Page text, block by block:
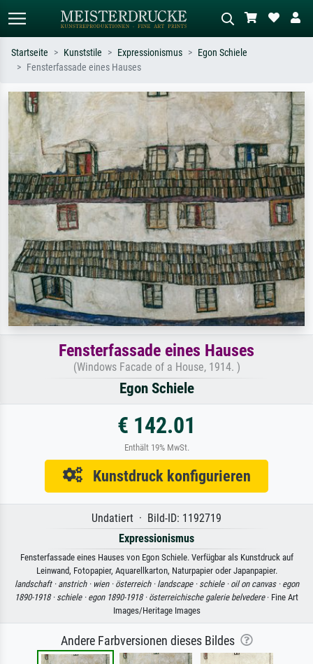
Suchen Sie nach Künstlern, Werktiteln
oder Stilen – z.B. Monet,
Sternennacht, Impressionismus, Welle
Hokusai, Akt.
Beschreiben Sie die Szene – z.B. Grüne
Wiese, Abstrakt mit viel Rot, Dunkles
Ölgemälde, Stehender Akt neben einem
Baum.
Startseite Kunststile Expressionismus
Egon Schiele
Fensterfassade eines Hauses
Fensterfassade eines Hauses
(Windows Facade of a House, 1914. )
Egon Schiele
€ 142.01
Enthält 19% MwSt.
Kunstdruck konfigurieren
Undatiert · Bild-ID: 1192719
Expressionismus
Fensterfassade eines Hauses von Egon Schiele. Verfügbar als Kunstdruck auf
Leinwand, Fotopapier, Aquarellkarton, Naturpapier oder Japanpapier.
landschaft · anstrich · wien · österreich · landscape · schiele · oil on canvas · egon
1890-1918 · schiele · egon 1890-1918 · österreichische galerie belvedere· Fine Art
Images/Heritage Images
Andere Farbversionen dieses Bildes